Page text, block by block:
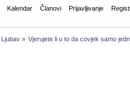
Kalendar Članovi Prijavljivanje
Ljubav» Vjerujete li u to da covjek samo